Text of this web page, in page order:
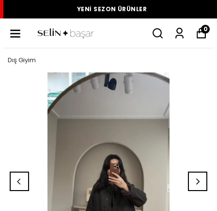
YENI SEZON ÜRÜNLER
0
Dış Giyim